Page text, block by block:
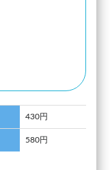
430円
580円